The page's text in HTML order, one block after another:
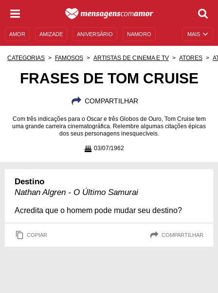
MAIS
AMOR AMIZADE ANIVERSÁRIO NAMORO
CATEGORIAS FAMOSOS ARTISTAS DE CINEMA E TV ATORES
FRASES DE TOM CRUISE
COMPARTILHAR
Com três indicações para o Oscar e três Globos de Ouro, Tom Cruise tem
uma grande carreira cinematográfica. Relembre algumas citações épicas
dos seus personagens inesquecíveis.
03/07/1962
Destino
Nathan Algren - O Último Samurai
Acredita que o homem pode mudar seu destino?
COPIAR COMPARTILHAR